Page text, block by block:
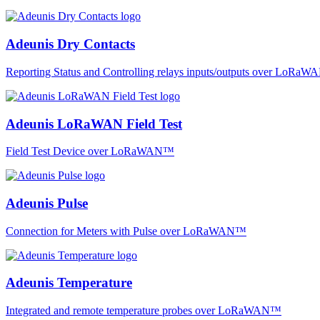
Adeunis Dry Contacts
Reporting Status and Controlling relays inputs/outputs over
Adeunis LoRaWAN Field Test
Field Test Device over LoRaWAN™
Adeunis Pulse
Connection for Meters with Pulse over LoRaWAN™
Adeunis Temperature
Integrated and remote temperature probes over LoRaWAN™